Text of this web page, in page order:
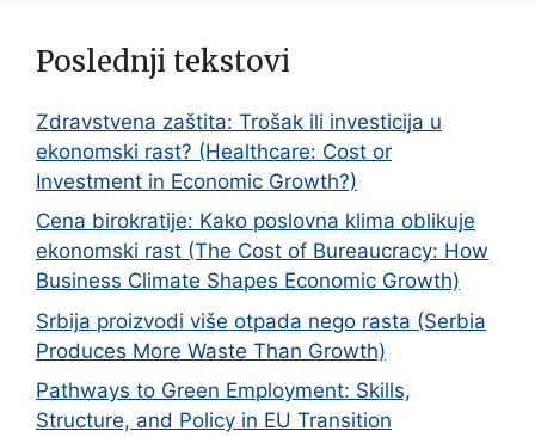
Poslednji tekstovi
Zdravstvena zaštita: Trošak ili investicija u
ekonomski rast? (Healthcare: Cost or
Investment in Economic Growth?)
Cena birokratije: Kako poslovna klima oblikuje
ekonomski rast (The Cost of Bureaucracy: How
Business Climate Shapes Economic Growth)
Srbija proizvodi više otpada nego rasta (Serbia
Produces More Waste Than Growth)
Pathways to Green Employment: Skills,
Structure, and Policy in EU Transition